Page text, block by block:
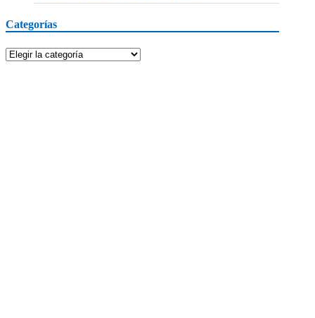
Categorías
Categorías